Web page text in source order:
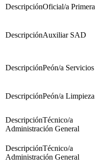
Oficial/a Primera
Auxiliar SAD
Peón/a Servicios
Peón/a Limpieza
Técnico/a
Administración General
Técnico/a
Administración General